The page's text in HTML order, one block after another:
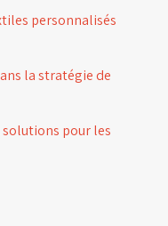
personnalisés
la stratégie de
pour les